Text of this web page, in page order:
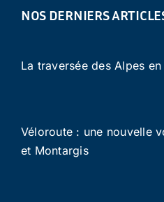
NOS DERNIERS
La traversée des Alpes en
Véloroute : une nouvelle
et Montargis